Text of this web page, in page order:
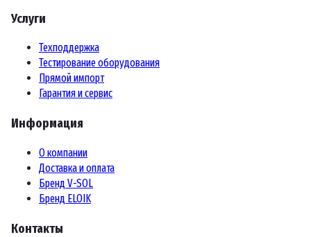
Услуги
Техподдержка
Тестирование оборудования
Прямой импорт
Гарантия и сервис
Информация
О компании
Доставка и оплата
Бренд V-SOL
Бренд ELOIK
Контакты